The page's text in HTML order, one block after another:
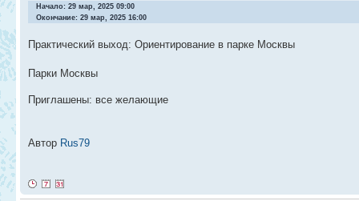
Начало: 29 мар, 2025 09:00
Окончание: 29 мар, 2025 16:00
Практический выход: Ориентирование в парке Москвы
Парки Москвы
Приглашены: все желающие
Автор Rus79